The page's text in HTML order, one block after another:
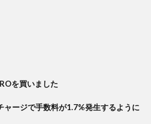
を買いました
ージで手数料が1.7%発生するように